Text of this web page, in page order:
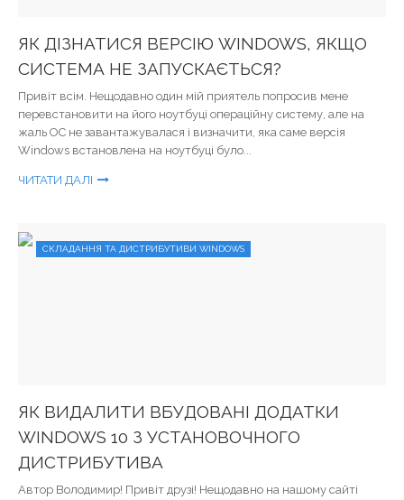
ЯК ДІЗНАТИСЯ ВЕРСІЮ WINDOWS, ЯКЩО
СИСТЕМА НЕ ЗАПУСКАЄТЬСЯ?
Привіт всім. Нещодавно один мій приятель попросив мене
перевстановити на його ноутбуці операційну систему, але на
жаль ОС не завантажувалася і визначити, яка саме версія
Windows встановлена ​​на ноутбуці було...
ЧИТАТИ ДАЛІ
СКЛАДАННЯ ТА ДИСТРИБУТИВИ WINDOWS
ЯК ВИДАЛИТИ ВБУДОВАНІ ДОДАТКИ
WINDOWS 10 З УСТАНОВОЧНОГО
ДИСТРИБУТИВА
Автор Володимир! Привіт друзі! Нещодавно на нашому сайті